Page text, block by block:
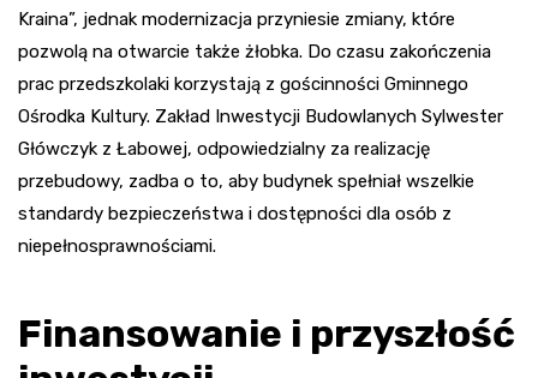
Kraina”, jednak modernizacja przyniesie zmiany, które
pozwolą na otwarcie także żłobka. Do czasu zakończenia
prac przedszkolaki korzystają z gościnności Gminnego
Ośrodka Kultury. Zakład Inwestycji Budowlanych Sylwester
Główczyk z Łabowej, odpowiedzialny za realizację
przebudowy, zadba o to, aby budynek spełniał wszelkie
standardy bezpieczeństwa i dostępności dla osób z
niepełnosprawnościami.
Finansowanie i przyszłość